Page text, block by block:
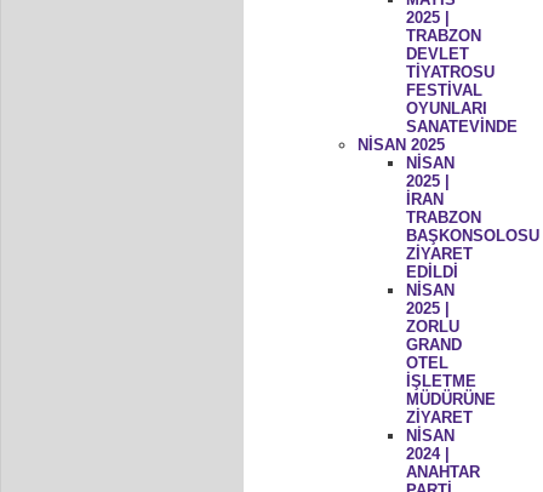
2025 |
TRABZON
DEVLET
TİYATROSU
FESTİVAL
OYUNLARI
SANATEVİNDE
NİSAN 2025
NİSAN
2025 |
İRAN
TRABZON
BAŞKONSOLOSU
ZİYARET
EDİLDİ
NİSAN
2025 |
ZORLU
GRAND
OTEL
İŞLETME
MÜDÜRÜNE
ZİYARET
NİSAN
2024 |
ANAHTAR